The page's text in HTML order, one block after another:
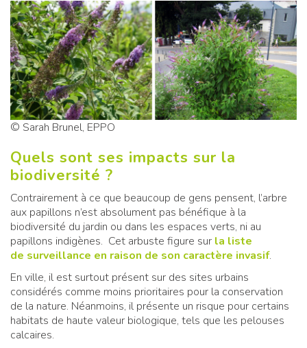
© Sarah Brunel, EPPO
Quels sont ses impacts sur la
biodiversité ?
Contrairement à ce que beaucoup de gens pensent, l’arbre
aux papillons n’est absolument pas bénéfique à la
biodiversité du jardin ou dans les espaces verts, ni au
papillons indigènes. Cet arbuste figure sur la liste
de surveillance en raison de son caractère invasif.
En ville, il est surtout présent sur des sites urbains
considérés comme moins prioritaires pour la conservation
de la nature. Néanmoins, il présente un risque pour certains
habitats de haute valeur biologique, tels que les pelouses
calcaires.